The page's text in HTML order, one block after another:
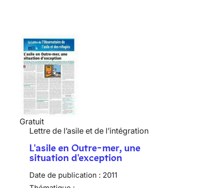
Gratuit
Lettre de l’asile et de l’intégration
L'asile en Outre-mer, une
situation d'exception
Date de publication : 2011